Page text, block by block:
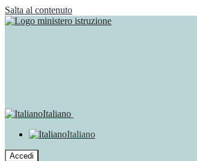
Salta al contenuto
Italiano
Italiano
Accedi